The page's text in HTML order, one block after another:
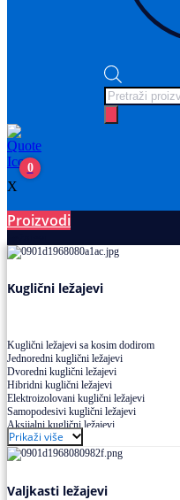
Products
search
0
X
Proizvodi
Kuglični ležajevi
Kuglični ležajevi sa kosim dodirom
Jednoredni kuglični ležajevi
Dvoredni kuglični ležajevi
Hibridni kuglični ležajevi
Elektroizolovani kuglični ležajevi
Samopodesivi kuglični ležajevi
Aksijalni kuglični ležajevi
Kuglični ležajevi od nerđajućeg čelika
Prikaži više
Valjkasti ležajevi